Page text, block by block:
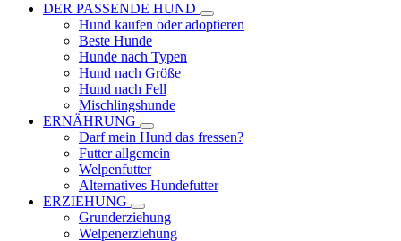
DER PASSENDE HUND
Hund kaufen oder adoptieren
Beste Hunde
Hunde nach Typen
Hund nach Größe
Hund nach Fell
Mischlingshunde
ERNÄHRUNG
Darf mein Hund das fressen?
Futter allgemein
Welpenfutter
Alternatives Hundefutter
ERZIEHUNG
Grunderziehung
Welpenerziehung